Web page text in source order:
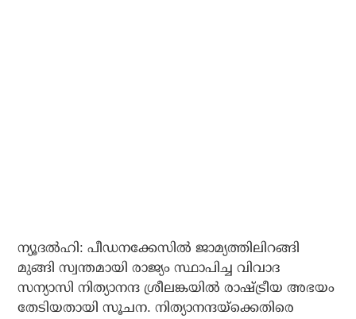
ന്യൂദല്‍ഹി: പീഡനക്കേസില്‍ ജാമ്യത്തിലിറങ്ങി
മുങ്ങി സ്വന്തമായി രാജ്യം സ്ഥാപിച്ച വിവാദ
സന്യാസി നിത്യാനന്ദ ശ്രീലങ്കയില്‍ രാഷ്ട്രീയ അഭയം
തേടിയതായി സൂചന. നിത്യാനന്ദയ്ക്കെതിരെ